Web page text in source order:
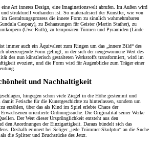
Art inneres Design, eine Imaginationswelt abrufen. Im Außen wird
strukturell vorhanden ist. So materialisiert der Künstler, wie von
im Gestaltungsprozess die innere Form zu sinnlich wahrnehmbaren
Caspary), zu Behausungen für Geister (Martin Stather), zu
(Uwe Rüth), zu temporären Türmen und Pyramiden (Linde
immer auch ein Äquivalent zum Ringen um das „innere Bild“ des
überzeugende Form gelingt, in der sich der neugewonnene Wert des
des nun künstlerisch gestalteten Werkstoffs transformiert, wird im
evoziert, und die Form wird für Augenblicke zum Träger einer
und Nachhaltigkeit
hingegen schon viele Ziegel in die Höhe gestemmt und
damit Fetische für die Kunstgeschichte zu hinterlassen, sondern um
erzählen, über das als Kind im Spiel erlebte Chaos der
orientierte Ordnungssuche. Die Originalität seiner Werke
Der Wert dieser Ursprünglichkeit entsteht aus den
den Anordnungen der Einzigartigkeit. Daraus bündelt sich das
Deshalb erinnert bei Seliger „jede Trümmer-Skulptur“ an die Suche
die Splitter und Bruchstücke des Jetzt.